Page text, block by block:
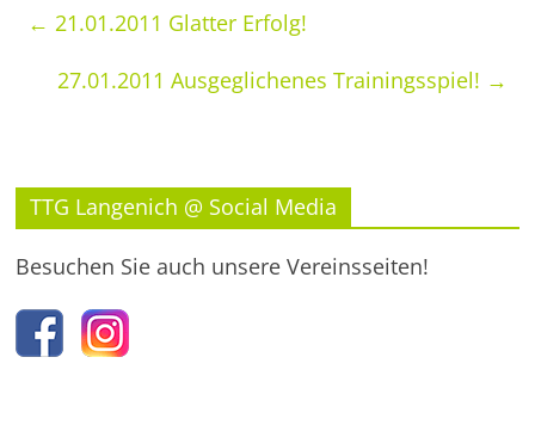
← 21.01.2011 Glatter Erfolg!
27.01.2011 Ausgeglichenes Trainingsspiel! →
TTG Langenich @ Social Media
Besuchen Sie auch unsere Vereinsseiten!